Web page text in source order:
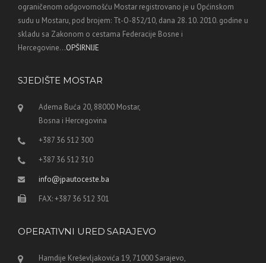
ograničenom odgovornošću Mostar registrovano je u Općinskom
sudu u Mostaru, pod brojem: Tt-O-852/10, dana 28. 10. 2010. godine u
skladu sa Zakonom o cestama Federacije Bosne i
Hercegovine...OPŠIRNIJE
SJEDIŠTE MOSTAR
Adema Buća 20, 88000 Mostar,
Bosna i Hercegovina
+387 36 512 300
+387 36 512 310
info@jpautoceste.ba
FAX: +387 36 512 301
OPERATIVNI URED SARAJEVO
Hamdije Kreševljakovića 19, 71000 Sarajevo,